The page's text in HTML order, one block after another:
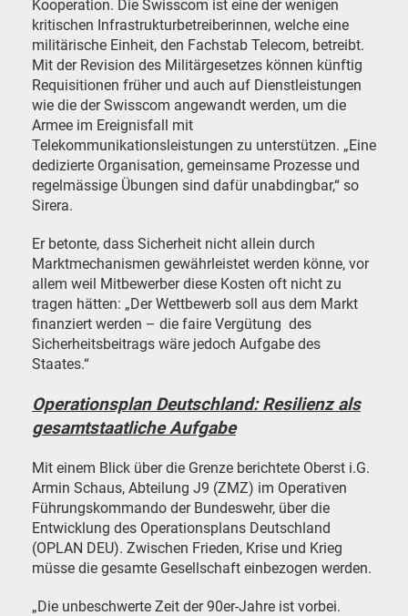
Kooperation. Die Swisscom ist eine der wenigen
kritischen Infrastrukturbetreiberinnen, welche eine
militärische Einheit, den Fachstab Telecom, betreibt.
Mit der Revision des Militärgesetzes können künftig
Requisitionen früher und auch auf Dienstleistungen
wie die der Swisscom angewandt werden, um die
Armee im Ereignisfall mit
Telekommunikationsleistungen zu unterstützen. „Eine
dedizierte Organisation, gemeinsame Prozesse und
regelmässige Übungen sind dafür unabdingbar,“ so
Sirera.
Er betonte, dass Sicherheit nicht allein durch
Marktmechanismen gewährleistet werden könne, vor
allem weil Mitbewerber diese Kosten oft nicht zu
tragen hätten: „Der Wettbewerb soll aus dem Markt
finanziert werden – die faire Vergütung des
Sicherheitsbeitrags wäre jedoch Aufgabe des
Staates.“
Operationsplan Deutschland: Resilienz als
gesamtstaatliche Aufgabe
Mit einem Blick über die Grenze berichtete Oberst i.G.
Armin Schaus, Abteilung J9 (ZMZ) im Operativen
Führungskommando der Bundeswehr, über die
Entwicklung des Operationsplans Deutschland
(OPLAN DEU). Zwischen Frieden, Krise und Krieg
müsse die gesamte Gesellschaft einbezogen werden.
„Die unbeschwerte Zeit der 90er-Jahre ist vorbei.